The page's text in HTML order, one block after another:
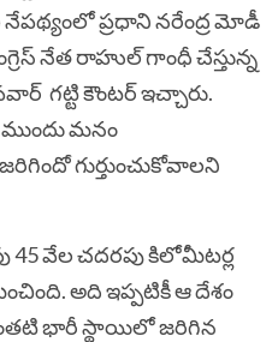
ప్ర‌ధాని న‌రేంద్ర మోడీ
నేత రాహుల్ గాంధీ చేస్తున్న
గట్టి కౌంట‌ర్ ఇచ్చారు.
మ‌నం
గుర్తుంచుకోవాలని
45 వేల చ‌ద‌ర‌పు కిలోమీట‌ర్ల‌
అది ఇప్ప‌టికీ ఆ దేశం
భారీ స్థాయిలో జ‌రిగిన